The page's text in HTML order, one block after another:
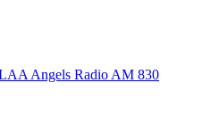
Angels Radio AM 830